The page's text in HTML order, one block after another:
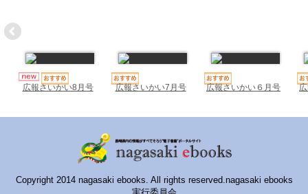
広報さいかい8月号 広報さいかい7月号 広報さいかい６月号
Copyright 2014 nagasaki ebooks. All rights reserved.nagasaki ebooks
みなみしまばらebooks
はさみebooks
ながさき市ebooks
さいかいイーブックス